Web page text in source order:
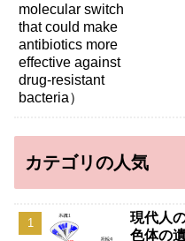
カテゴリの人気
現代人
色体の